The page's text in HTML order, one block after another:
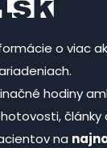
o viac
hodiny
na